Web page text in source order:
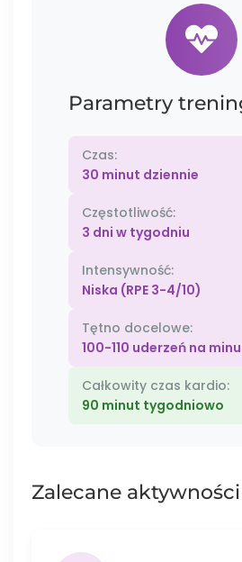
Parametry
Czas:
30 minut dziennie
Częstotliwość:
3 dni w tygodniu
Intensywność:
Niska (RPE 3-4/10)
Tętno docelowe:
100-110 uderzeń na
Całkowity czas kardio:
90 minut tygodniowo
Zalecane aktywności